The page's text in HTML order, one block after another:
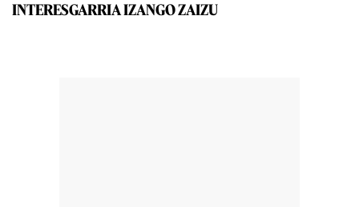
INTERESGARRIA IZANGO ZAIZU